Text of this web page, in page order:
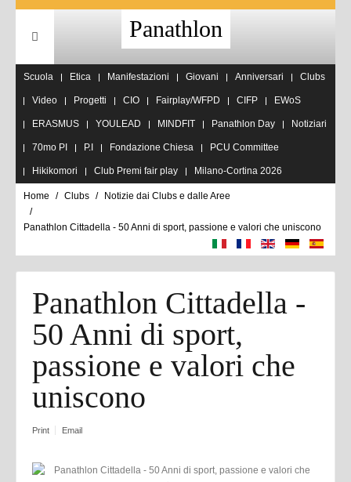
Panathlon
Scuola Etica Manifestazioni Giovani Anniversari Clubs
Video Progetti CIO Fairplay/WFPD CIFP EWoS
ERASMUS YOULEAD MINDFIT Panathlon Day Notiziari
70mo PI P.I Fondazione Chiesa PCU Committee
Hikikomori Club Premi fair play Milano-Cortina 2026
Home Clubs Notizie dai Clubs e dalle Aree
Panathlon Cittadella - 50 Anni di sport, passione e valori che uniscono
Panathlon Cittadella -
50 Anni di sport,
passione e valori che
uniscono
Print Email